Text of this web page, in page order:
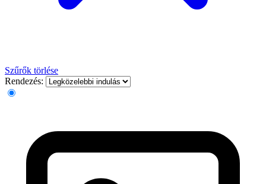
Szűrők törlése
Rendezés: